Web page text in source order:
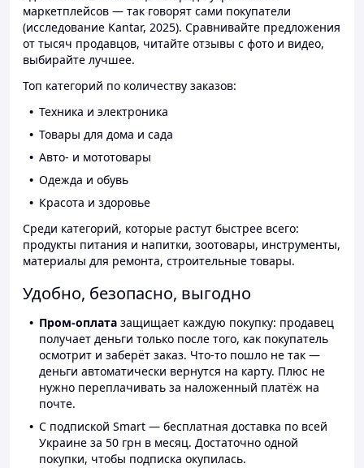
маркетплейсов — так говорят сами покупатели
(исследование Kantar, 2025). Сравнивайте предложения
от тысяч продавцов, читайте отзывы с фото и видео,
выбирайте лучшее.
Топ категорий по количеству заказов:
Техника и электроника
Товары для дома и сада
Авто- и мототовары
Одежда и обувь
Красота и здоровье
Среди категорий, которые растут быстрее всего:
продукты питания и напитки, зоотовары, инструменты,
материалы для ремонта, строительные товары.
Удобно, безопасно, выгодно
Пром-оплата защищает каждую покупку: продавец
получает деньги только после того, как покупатель
осмотрит и заберёт заказ. Что-то пошло не так —
деньги автоматически вернутся на карту. Плюс не
нужно переплачивать за наложенный платёж на
почте.
С подпиской Smart — бесплатная доставка по всей
Украине за 50 грн в месяц. Достаточно одной
покупки, чтобы подписка окупилась.